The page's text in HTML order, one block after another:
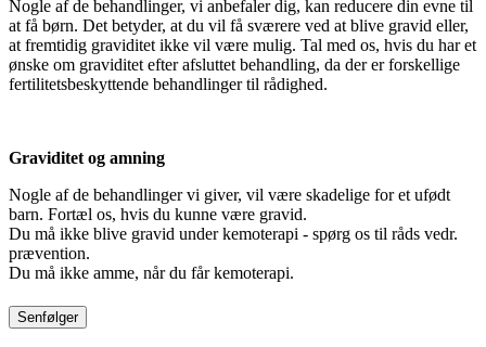
Nogle af de behandlinger, vi anbefaler dig, kan reducere din evne til
at få børn. Det betyder, at du vil få sværere ved at blive gravid eller,
at fremtidig graviditet ikke vil være mulig. Tal med os, hvis du har et
ønske om graviditet efter afsluttet behandling, da der er forskellige
fertilitetsbeskyttende behandlinger til rådighed.
Graviditet og amning
Nogle af de behandlinger vi giver, vil være skadelige for et ufødt
barn. Fortæl os, hvis du kunne være gravid.
Du må ikke blive gravid under kemoterapi - spørg os til råds vedr.
prævention.
Du må ikke amme, når du får kemoterapi.
Senfølger